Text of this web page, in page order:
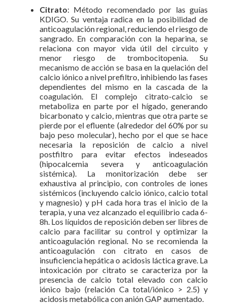
Citrato: Método recomendado por las guías
KDIGO. Su ventaja radica en la posibilidad de
anticoagulación regional, reduciendo el riesgo de
sangrado. En comparación con la heparina, se
relaciona con mayor vida útil del circuito y
menor riesgo de trombocitopenia. Su
mecanismo de acción se basa en la quelación del
calcio iónico a nivel prefiltro, inhibiendo las fases
dependientes del mismo en la cascada de la
coagulación. El complejo citrato-calcio se
metaboliza en parte por el hígado, generando
bicarbonato y calcio, mientras que otra parte se
pierde por el efluente (alrededor del 60% por su
bajo peso molecular), hecho por el que se hace
necesaria la reposición de calcio a nivel
postfiltro para evitar efectos indeseados
(hipocalcemia severa y anticoagulación
sistémica). La monitorización debe ser
exhaustiva al principio, con controles de iones
sistémicos (incluyendo calcio iónico, calcio total
y magnesio) y pH cada hora tras el inicio de la
terapia, y una vez alcanzado el equilibrio cada 6-
8h. Los líquidos de reposición deben ser libres de
calcio para facilitar su control y optimizar la
anticoagulación regional. No se recomienda la
anticoagulación con citrato en casos de
insuficiencia hepática o acidosis láctica grave. La
intoxicación por citrato se caracteriza por la
presencia de calcio total elevado con calcio
iónico bajo (relación Ca total/iónico > 2.5) y
acidosis metabólica con anión GAP aumentado.